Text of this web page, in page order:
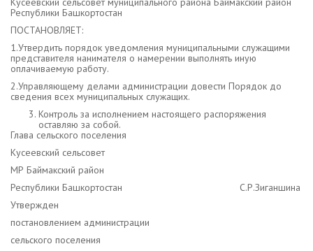
Республики Башкортостан
ПОСТАНОВЛЯЕТ:
1.Утвердить порядок уведомления муниципальными служащими
представителя нанимателя о намерении выполнять иную
оплачиваемую работу.
2.Управляющему делами администрации довести Порядок до
сведения всех муниципальных служащих.
Контроль за исполнением настоящего распоряжения
оставляю за собой.
Глава сельского поселения
Кусеевский сельсовет
МР Баймакский район
Республики Башкортостан С.Р.Зиганшина
Утвержден
постановлением администрации
сельского поселения